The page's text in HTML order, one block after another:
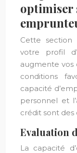
optimiser
Cette section
votre profil
augmente vos
conditions
capacité
personnel et
crédit sont des
Evaluation
La capacité